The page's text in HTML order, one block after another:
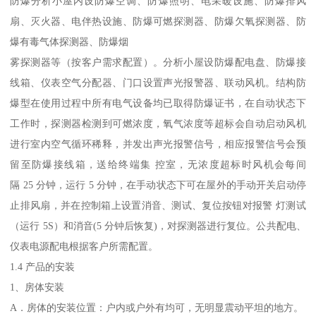
扇、灭火器、电伴热设施、防爆可燃探测器、防爆欠氧探测器、防
爆有毒气体探测器、防爆烟
雾探测器等（按客户需求配置）。分析小屋设防爆配电盘、防爆接
线箱、仪表空气分配器、门口设置声光报警器、联动风机。结构防
爆型在使用过程中所有电气设备均已取得防爆证书，在自动状态下
工作时，探测器检测到可燃浓度，氧气浓度等超标会自动启动风机
进行室内空气循环稀释，并发出声光报警信号，相应报警信号会预
留至防爆接线箱，送给终端集 控室，无浓度超标时风机会每间
隔 25 分钟，运行 5 分钟，在手动状态下可在屋外的手动开关启动停
止排风扇，并在控制箱上设置消音、测试、复位按钮对报警 灯测试
（运行 5S）和消音(5 分钟后恢复)，对探测器进行复位。公共配电、
仪表电源配电根据客户所需配置。
1.4 产品的安装
1、房体安装
A．房体的安装位置：户内或户外有均可，无明显震动平坦的地方。